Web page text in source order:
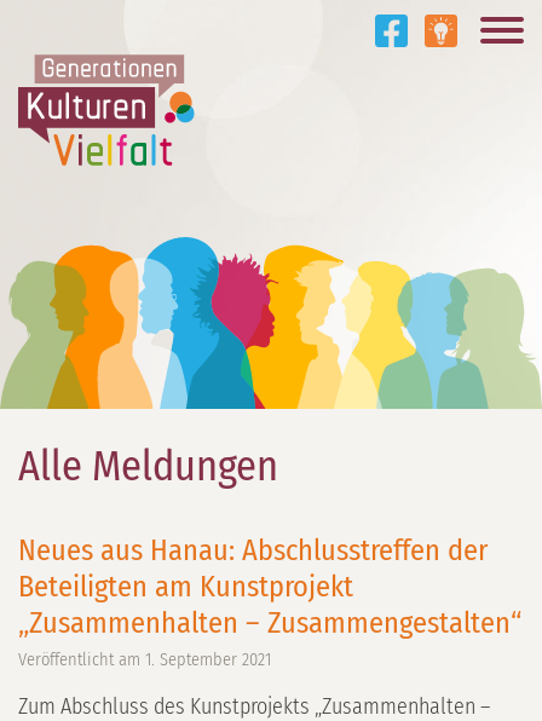
Alle Meldungen
Neues aus Hanau: Abschlusstreffen der
Beteiligten am Kunstprojekt
„Zusammenhalten – Zusammengestalten“
Veröffentlicht am 1. September 2021
Zum Abschluss des Kunstprojekts „Zusammenhalten –